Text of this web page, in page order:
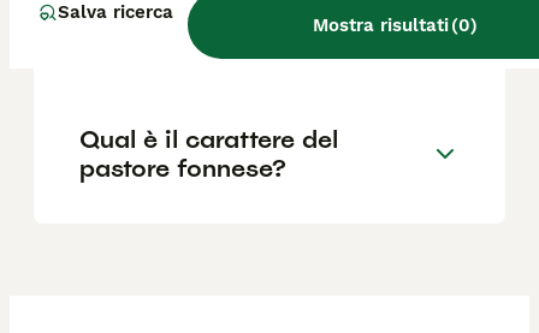
Salva ricerca
Mostra risultati(0)
Dove si trova il cane fonnese
in Sardegna?
Qual è il carattere del
pastore fonnese?